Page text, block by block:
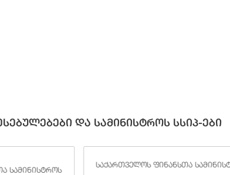
და სამინისტროს სსიპ-ები
საქართველოს ფინანსთა